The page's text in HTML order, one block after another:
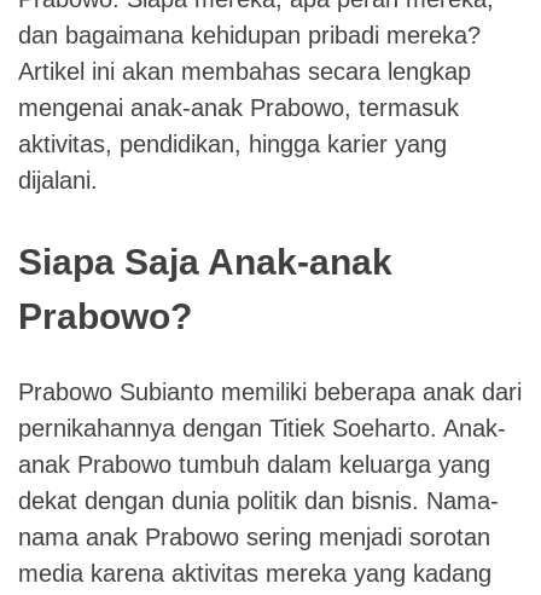
dan bagaimana kehidupan pribadi mereka?
Artikel ini akan membahas secara lengkap
mengenai anak-anak Prabowo, termasuk
aktivitas, pendidikan, hingga karier yang
dijalani.
Siapa Saja Anak-anak
Prabowo?
Prabowo Subianto memiliki beberapa anak dari
pernikahannya dengan Titiek Soeharto. Anak-
anak Prabowo tumbuh dalam keluarga yang
dekat dengan dunia politik dan bisnis. Nama-
nama anak Prabowo sering menjadi sorotan
media karena aktivitas mereka yang kadang